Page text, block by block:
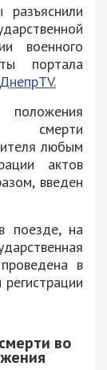
военного
портала
ДнепрTV.
смерти
любым
актов
введен
поезде, на
в
во